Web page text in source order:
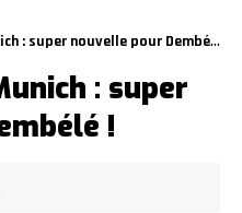
: super nouvelle pour Dembélé !
: super
!